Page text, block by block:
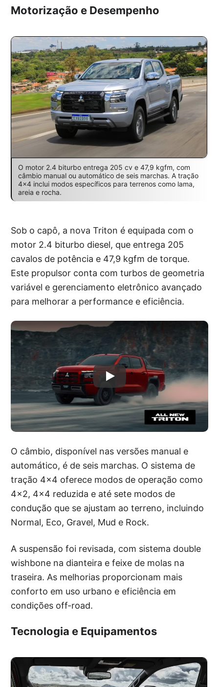
Motorização e Desempenho
O motor 2.4 biturbo entrega 205 cv e 47,9 kgfm, com
câmbio manual ou automático de seis marchas. A tração
4×4 inclui modos específicos para terrenos como lama,
areia e rocha.
Sob o capô, a nova Triton é equipada com o
motor 2.4 biturbo diesel, que entrega 205
cavalos de potência e 47,9 kgfm de torque.
Este propulsor conta com turbos de geometria
variável e gerenciamento eletrônico avançado
para melhorar a performance e eficiência.
O câmbio, disponível nas versões manual e
automático, é de seis marchas. O sistema de
tração 4×4 oferece modos de operação como
4×2, 4×4 reduzida e até sete modos de
condução que se ajustam ao terreno, incluindo
Normal, Eco, Gravel, Mud e Rock.
A suspensão foi revisada, com sistema double
wishbone na dianteira e feixe de molas na
traseira. As melhorias proporcionam mais
conforto em uso urbano e eficiência em
condições off-road.
Tecnologia e Equipamentos